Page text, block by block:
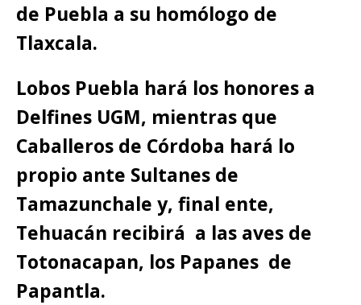
de Puebla a su homólogo de
Tlaxcala.
Lobos Puebla hará los honores a
Delfines UGM, mientras que
Caballeros de Córdoba hará lo
propio ante Sultanes de
Tamazunchale y, final ente,
Tehuacán recibirá a las aves de
Totonacapan, los Papanes de
Papantla.